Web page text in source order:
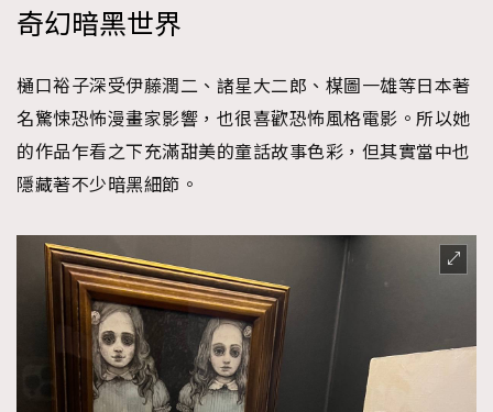
奇幻暗黑世界
樋口裕子深受伊藤潤二、諸星大二郎、楳圖一雄等日本著
名驚悚恐怖漫畫家影響，也很喜歡恐怖風格電影。所以她
的作品乍看之下充滿甜美的童話故事色彩，但其實當中也
隱藏著不少暗黑細節。